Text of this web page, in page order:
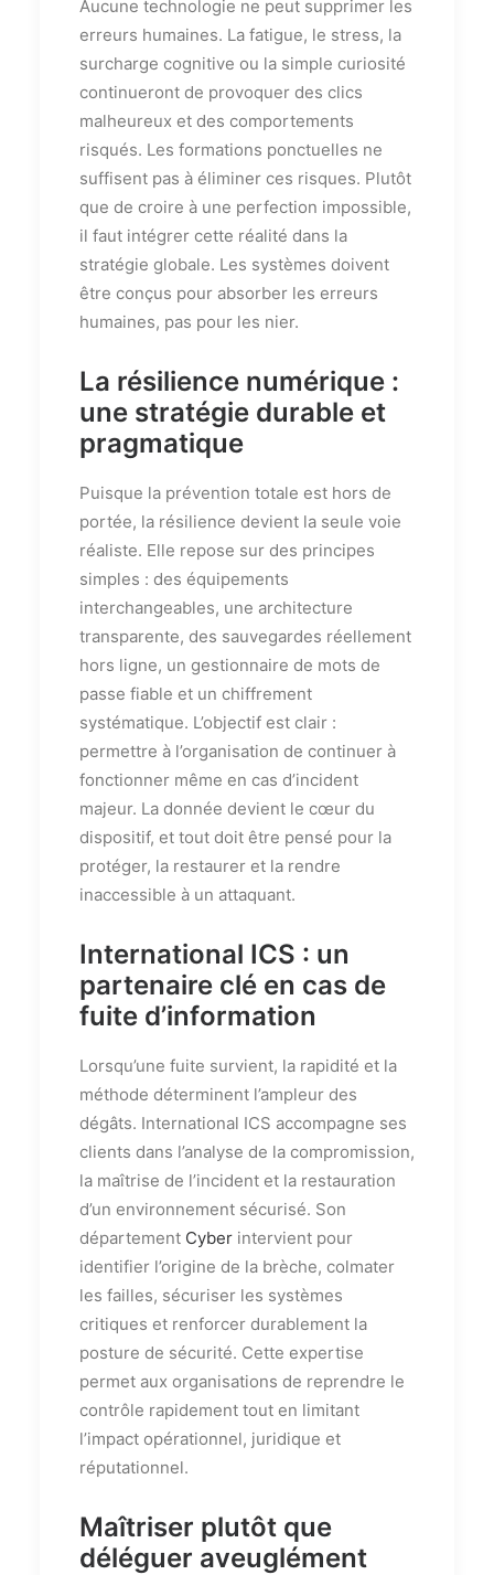
Aucune technologie ne peut supprimer les
erreurs humaines. La fatigue, le stress, la
surcharge cognitive ou la simple curiosité
continueront de provoquer des clics
malheureux et des comportements
risqués. Les formations ponctuelles ne
suffisent pas à éliminer ces risques. Plutôt
que de croire à une perfection impossible,
il faut intégrer cette réalité dans la
stratégie globale. Les systèmes doivent
être conçus pour absorber les erreurs
humaines, pas pour les nier.
La résilience numérique :
une stratégie durable et
pragmatique
Puisque la prévention totale est hors de
portée, la résilience devient la seule voie
réaliste. Elle repose sur des principes
simples : des équipements
interchangeables, une architecture
transparente, des sauvegardes réellement
hors ligne, un gestionnaire de mots de
passe fiable et un chiffrement
systématique. L’objectif est clair :
permettre à l’organisation de continuer à
fonctionner même en cas d’incident
majeur. La donnée devient le cœur du
dispositif, et tout doit être pensé pour la
protéger, la restaurer et la rendre
inaccessible à un attaquant.
International ICS : un
partenaire clé en cas de
fuite d’information
Lorsqu’une fuite survient, la rapidité et la
méthode déterminent l’ampleur des
dégâts. International ICS accompagne ses
clients dans l’analyse de la compromission,
la maîtrise de l’incident et la restauration
d’un environnement sécurisé. Son
département Cyber intervient pour
identifier l’origine de la brèche, colmater
les failles, sécuriser les systèmes
critiques et renforcer durablement la
posture de sécurité. Cette expertise
permet aux organisations de reprendre le
contrôle rapidement tout en limitant
l’impact opérationnel, juridique et
réputationnel.
Maîtriser plutôt que
déléguer aveuglément